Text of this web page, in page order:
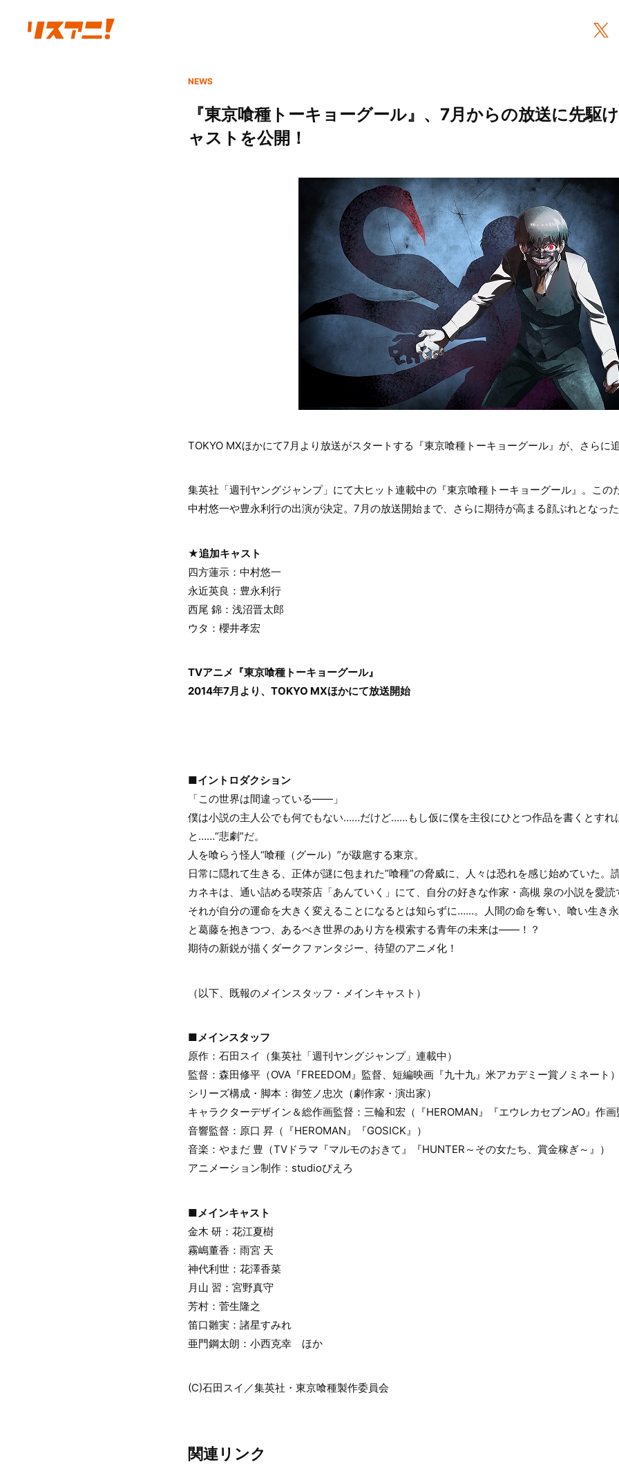
NEWS
『東京喰種トーキョーグール』、7月からの放送に先駆
ャストを公開！
TOKYO MXほかにて7月より放送がスタートする『東京喰種トーキョーグール』が、さらに
集英社「週刊ヤングジャンプ」にて大ヒット連載中の『東京喰種トーキョーグール』。この
中村悠一や豊永利行の出演が決定。7月の放送開始まで、さらに期待が高まる顔ぶれとなった
★追加キャスト
四方蓮示：中村悠一
永近英良：豊永利行
西尾 錦：浅沼晋太郎
ウタ：櫻井孝宏
TVアニメ『東京喰種トーキョーグール』
2014年7月より、TOKYO MXほかにて放送開始
■イントロダクション
「この世界は間違っている――」
僕は小説の主人公でも何でもない……だけど……もし仮に僕を主役にひとつ作品を書くとす
と……“悲劇”だ。
人を喰らう怪人“喰種（グール）”が跋扈する東京。
日常に隠れて生きる、正体が謎に包まれた”喰種”の脅威に、人々は恐れを感じ始めていた。
カネキは、通い詰める喫茶店「あんていく」にて、自分の好きな作家・高槻 泉の小説を愛読
それが自分の運命を大きく変えることになるとは知らずに……。人間の命を奪い、喰い生き
と葛藤を抱きつつ、あるべき世界のあり方を模索する青年の未来は――！？
期待の新鋭が描くダークファンタジー、待望のアニメ化！
（以下、既報のメインスタッフ・メインキャスト）
■メインスタッフ
原作：石田スイ（集英社「週刊ヤングジャンプ」連載中）
監督：森田修平（OVA『FREEDOM』監督、短編映画『九十九』米アカデミー賞ノミネート）
シリーズ構成・脚本：御笠ノ忠次（劇作家・演出家）
キャラクターデザイン＆総作画監督：三輪和宏（『HEROMAN』『エウレカセブンAO』作画
音響監督：原口 昇（『HEROMAN』『GOSICK』）
音楽：やまだ 豊（TVドラマ『マルモのおきて』『HUNTER～その女たち、賞金稼ぎ～』）
アニメーション制作：studioぴえろ
■メインキャスト
金木 研：花江夏樹
霧嶋董香：雨宮 天
神代利世：花澤香菜
月山 習：宮野真守
芳村：菅生隆之
笛口雛実：諸星すみれ
亜門鋼太朗：小西克幸 ほか
(C)石田スイ／集英社・東京喰種製作委員会
関連リンク